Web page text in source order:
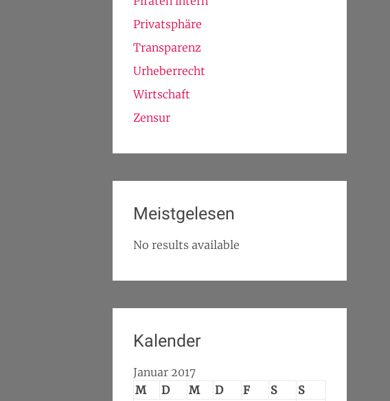
Privatsphäre
Transparenz
Urheberrecht
Wirtschaft
Zensur
Meistgelesen
No results available
Kalender
Januar 2017
M
D M D F S
S